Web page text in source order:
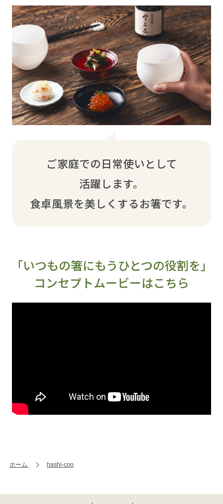
ご家庭での日常使いとして
活躍します。
食卓風景を美しくするお箸です。
「いつもの箸にもうひとつの役割を」
コンセプトムービーはこちら
ホーム hashi-coo